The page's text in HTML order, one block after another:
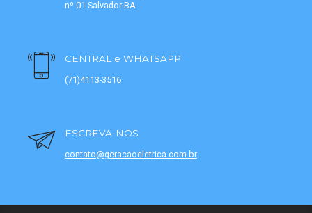
nº 01 Salvador-BA
CENTRAL e WHATSAPP
(71)4113-3516
ESCREVA-NOS
contato@geracaoeletrica.com.br